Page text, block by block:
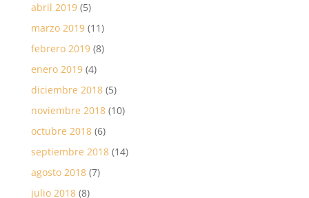
abril 2019(5)
marzo 2019(11)
febrero 2019(8)
enero 2019(4)
diciembre 2018(5)
noviembre 2018(10)
octubre 2018(6)
septiembre 2018(14)
agosto 2018(7)
julio 2018(8)